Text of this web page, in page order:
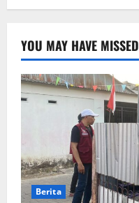
YOU MAY HAVE MISSED
Berita